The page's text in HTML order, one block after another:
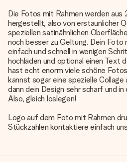
Die Fotos mit Rahmen werden
hergestellt, also von erstaunlicher
speziellen satinähnlichen
noch besser zu Geltung. Dein
einfach und schnell in wenigen
hochladen und optional einen Text
hast echt enorm viele schöne
kannst sogar eine spezielle
dann dein Design sehr scharf und
Also, gleich loslegen!
Logo auf dem Foto mit Rahmen
Stückzahlen kontaktiere einfach